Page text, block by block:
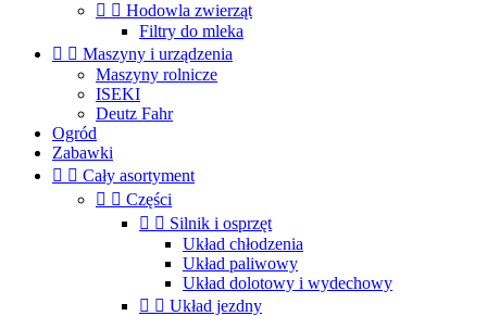
  Hodowla zwierząt
Filtry do mleka
  Maszyny i urządzenia
Maszyny rolnicze
ISEKI
Deutz Fahr
Ogród
Zabawki
  Cały asortyment
  Części
  Silnik i osprzęt
Układ chłodzenia
Układ paliwowy
Układ dolotowy i wydechowy
  Układ jezdny